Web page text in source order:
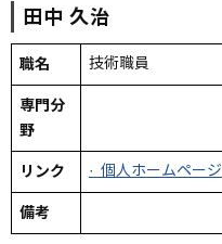
田中 久治
職名 技術職員
専門分
野
リンク · 個人ホームページ
備考